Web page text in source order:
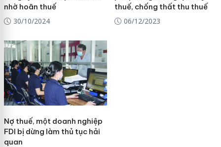
nhờ hoãn thuế
30/10/2024
thuế, chống thất thu thuế
06/12/2023
Nợ thuế, một doanh nghiệp
FDI bị dừng làm thủ tục hải
quan